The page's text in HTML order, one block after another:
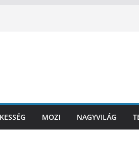
MOZI NAGYVILÁG